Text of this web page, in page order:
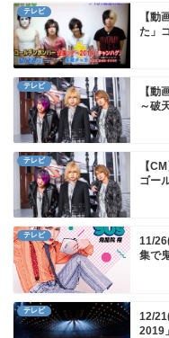
テレビ
【
た」
テレビ
【動
～破
テレビ
【
ゴー
テレビ
11/
集で
テレビ
12/
2019